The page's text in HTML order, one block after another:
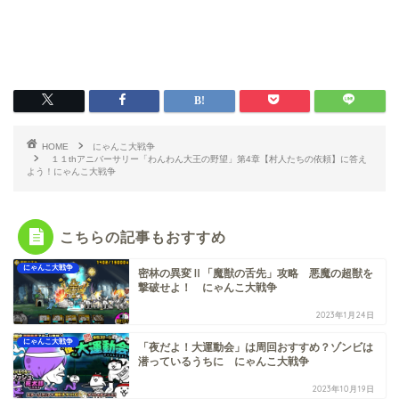
HOME
にゃんこ大戦争
１１thアニバーサリー「わんわん大王の野望」第4章【村人たちの依頼】に答え
よう！にゃんこ大戦争
こちらの記事もおすすめ
にゃんこ大戦争
密林の異変Ⅱ「魔獣の舌先」攻略 悪魔の超獣を
撃破せよ！ にゃんこ大戦争
2023年1月24日
にゃんこ大戦争
「夜だよ！大運動会」は周回おすすめ？ゾンビは
潜っているうちに にゃんこ大戦争
2023年10月19日